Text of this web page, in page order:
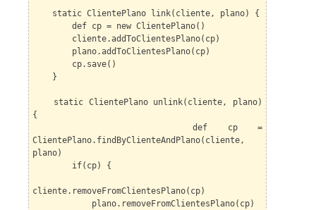
static ClientePlano link(cliente, plano) {
def cp = new ClientePlano()
cliente.addToClientesPlano(cp)
plano.addToClientesPlano(cp)
cp.save()
}
static ClientePlano unlink(cliente, plano)
{
def cp =
ClientePlano.findByClienteAndPlano(cliente,
plano)
if(cp) {
cliente.removeFromClientesPlano(cp)
plano.removeFromClientesPlano(cp)